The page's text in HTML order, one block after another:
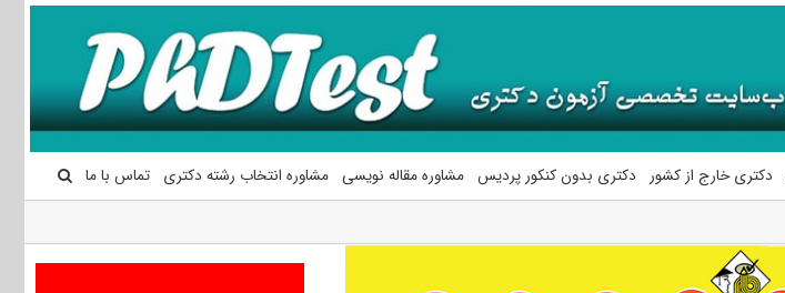
دکتری خارج از کشور دکتری بدون کنکور پردیس مشاوره مقاله نویسی مشاوره انتخاب رشته دکتری تماس با ما